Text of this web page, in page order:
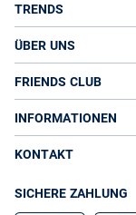
TRENDS
ÜBER UNS
FRIENDS CLUB
INFORMATIONEN
KONTAKT
SICHERE ZAHLUNG